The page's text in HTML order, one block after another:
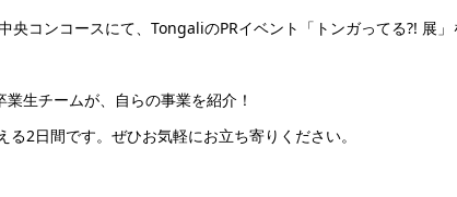
央コンコースにて、TongaliのPRイベント「トンガってる?! 展」
生チームが、自らの事業を紹介！
2日間です。ぜひお気軽にお立ち寄りください。